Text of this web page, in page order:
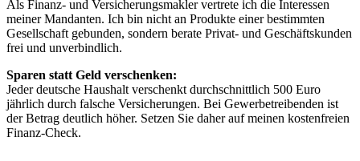
Als Finanz- und Versicherungsmakler vertrete ich die Interessen
meiner Mandanten. Ich bin nicht an Produkte einer bestimmten
Gesellschaft gebunden, sondern berate Privat- und Geschäftskunden
frei und unverbindlich.
Sparen statt Geld verschenken:
Jeder deutsche Haushalt verschenkt durchschnittlich 500 Euro
jährlich durch falsche Versicherungen. Bei Gewerbetreibenden ist
der Betrag deutlich höher. Setzen Sie daher auf meinen kostenfreien
Finanz-Check.